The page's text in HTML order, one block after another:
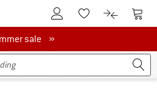
Til kundekontoenTil huskesedlen.
Til Til
salesale »